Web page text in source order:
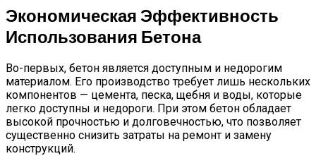
Экономическая Эффективность
Использования Бетона
Во-первых, бетон является доступным и недорогим
материалом. Его производство требует лишь нескольких
компонентов — цемента, песка, щебня и воды, которые
легко доступны и недороги. При этом бетон обладает
высокой прочностью и долговечностью, что позволяет
существенно снизить затраты на ремонт и замену
конструкций.